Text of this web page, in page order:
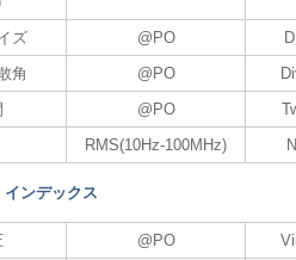
ズ @PO
角
@PO
@PO
RMS(10Hz-100MHz) N
ンデックス
@PO